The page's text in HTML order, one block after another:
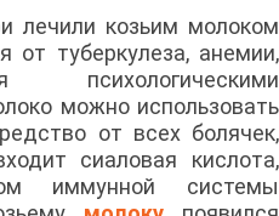
лечили козьим молоком
от туберкулеза, анемии,
психологическими
можно использовать
от всех болячек,
сиаловая кислота,
иммунной системы